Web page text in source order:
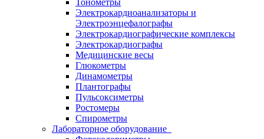
Тонометры
Электрокардиоанализаторы и
Электроэнцефалографы
Электрокардиографические комплексы
Электрокардиографы
Медицинские весы
Глюкометры
Динамометры
Плантографы
Пульсоксиметры
Ростомеры
Спирометры
Лабораторное оборудование